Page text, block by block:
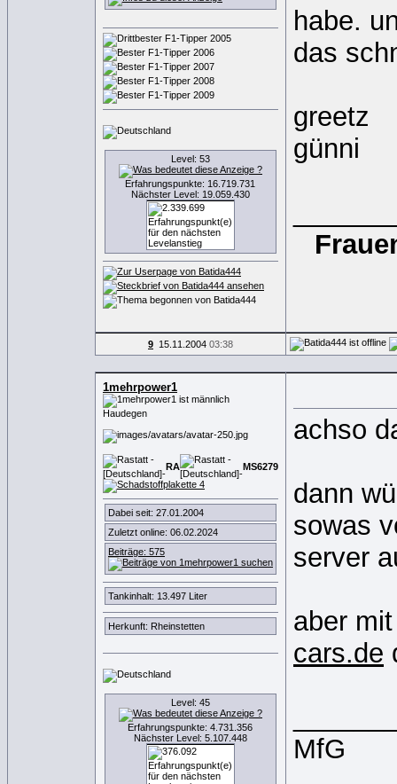
Level: 53
Erfahrungspunkte: 16.719.731
Nächster Level: 19.059.430
habe.
das
greetz
günni
9 15.11.2004 03:38
1mehrpower1
Haudegen
RA MS6279
Dabei seit: 27.01.2004
Zuletzt online: 06.02.2024
Beiträge: 575
Tankinhalt: 13.497 Liter
Herkunft: Rheinstetten
Level: 45
Erfahrungspunkte: 4.731.356
Nächster Level: 5.107.448
achso
dann
sowas
server
aber
cars.de
MfG